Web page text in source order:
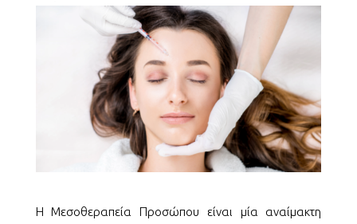
Η Μεσοθεραπεία Προσώπου είναι μία αναίμακτη